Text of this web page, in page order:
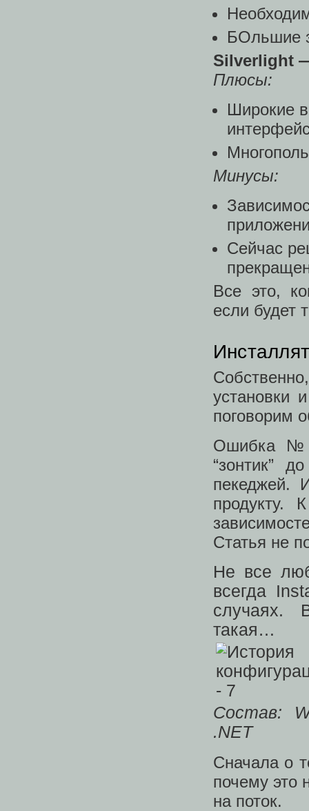
БОльшие
Silverlight
Плюсы:
Широкие
Минусы:
Сейчас
Все это,
если будет
установки
поговорим
Ошибка
“зонтик”
пекеджей.
продукту.
Статья не
Не все
всегда
случаях.
такая…
Состав:
.NET
Cначала о
почему это
на поток.